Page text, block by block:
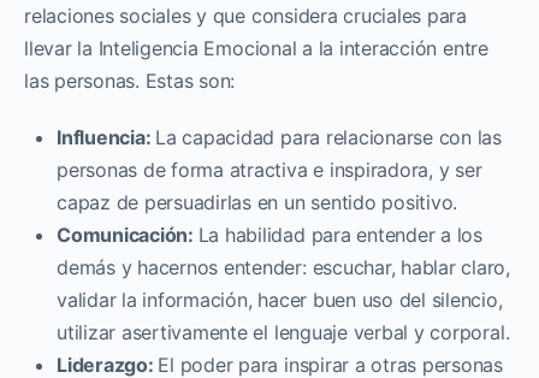
relaciones sociales y que considera cruciales para
llevar la Inteligencia Emocional a la interacción entre
las personas. Estas son:
Influencia: La capacidad para relacionarse con las
personas de forma atractiva e inspiradora, y ser
capaz de persuadirlas en un sentido positivo.
Comunicación: La habilidad para entender a los
demás y hacernos entender: escuchar, hablar claro,
validar la información, hacer buen uso del silencio,
utilizar asertivamente el lenguaje verbal y corporal.
Liderazgo: El poder para inspirar a otras personas